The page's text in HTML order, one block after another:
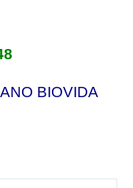
BIOVIDA